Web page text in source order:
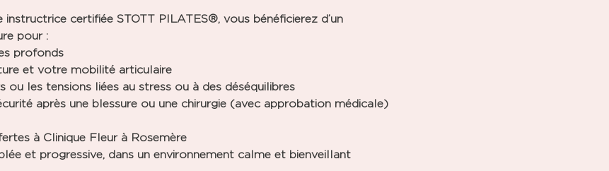
instructrice certifiée STOTT PILATES®, vous bénéficierez d’un
pour :
profonds
et votre mobilité articulaire
ou les tensions liées au stress ou à des déséquilibres
après une blessure ou une chirurgie (avec approbation médicale)
à Clinique Fleur à Rosemère
et progressive, dans un environnement calme et bienveillant